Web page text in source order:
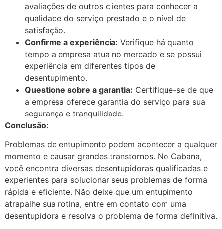
avaliações de outros clientes para conhecer a
qualidade do serviço prestado e o nível de
satisfação.
Confirme a experiência: Verifique há quanto
tempo a empresa atua no mercado e se possui
experiência em diferentes tipos de
desentupimento.
Questione sobre a garantia: Certifique-se de que
a empresa oferece garantia do serviço para sua
segurança e tranquilidade.
Conclusão:
Problemas de entupimento podem acontecer a qualquer
momento e causar grandes transtornos. No Cabana,
você encontra diversas desentupidoras qualificadas e
experientes para solucionar seus problemas de forma
rápida e eficiente. Não deixe que um entupimento
atrapalhe sua rotina, entre em contato com uma
desentupidora e resolva o problema de forma definitiva.